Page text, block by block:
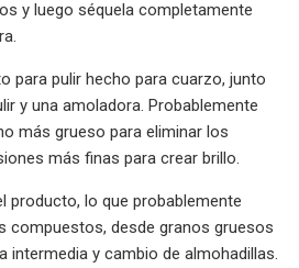
y luego séquela completamente
para pulir hecho para cuarzo, junto
y una amoladora. Probablemente
más grueso para eliminar los
más finas para crear brillo.
producto, lo que probablemente
compuestos, desde granos gruesos
intermedia y cambio de almohadillas.